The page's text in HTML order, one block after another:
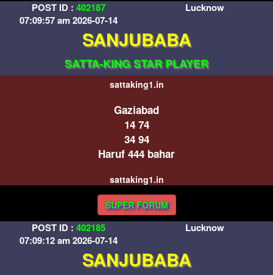
POST ID : 402187
07:09:57 am 2026-07-14
Lucknow
SANJUBABA
SATTA-KING STAR PLAYER
sattaking1.in
Gaziabad
14 74
34 94
Haruf 444 bahar
sattaking1.in
SUPER FORUM
POST ID : 402185
07:09:12 am 2026-07-14
Lucknow
SANJUBABA